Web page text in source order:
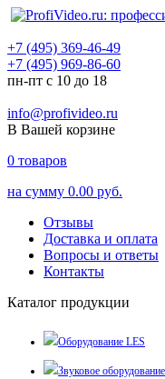
+7 (495) 369-46-49
+7 (495) 969-86-60
пн-пт с 10 до 18
info@profivideo.ru
В Вашей корзине
0 товаров
на сумму 0.00 руб.
Отзывы
Доставка и оплата
Вопросы и ответы
Контакты
Каталог продукции
Оборудование LES
Звуковое оборудование